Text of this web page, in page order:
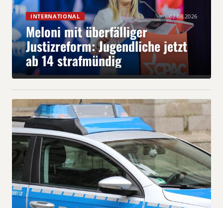
INTERNATIONAL 02.08.2026
Meloni mit überfälliger
Justizreform: Jugendliche jetzt
ab 14 strafmündig